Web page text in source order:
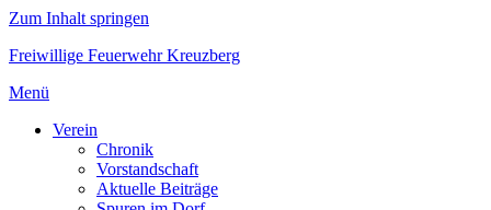
Zum Inhalt springen
Freiwillige Feuerwehr Kreuzberg
Menü
Verein
Chronik
Vorstandschaft
Aktuelle Beiträge